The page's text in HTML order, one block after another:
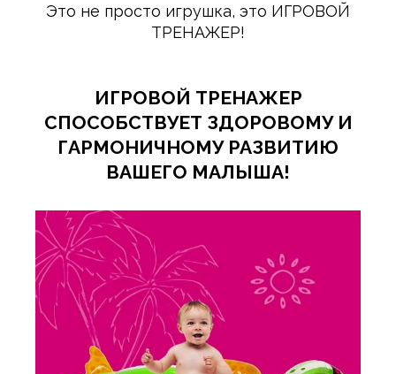
Это не просто игрушка, это ИГРОВОЙ
ТРЕНАЖЕР!
ИГРОВОЙ ТРЕНАЖЕР
СПОСОБСТВУЕТ ЗДОРОВОМУ И
ГАРМОНИЧНОМУ РАЗВИТИЮ
ВАШЕГО МАЛЫША!